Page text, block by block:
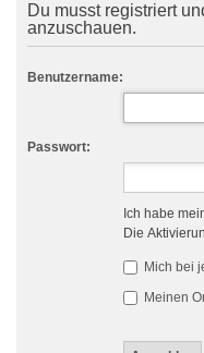
Du musst registriert
anzuschauen.
Benutzername:
Passwort:
Ich habe
Die
Mich bei
Meinen